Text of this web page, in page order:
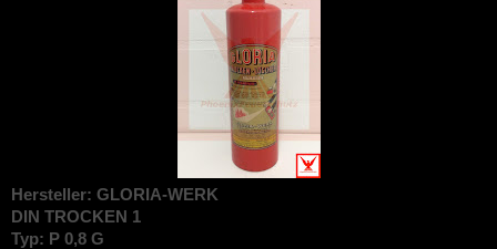
Hersteller: GLORIA-WERK
DIN TROCKEN 1
Typ: P 0,8 G